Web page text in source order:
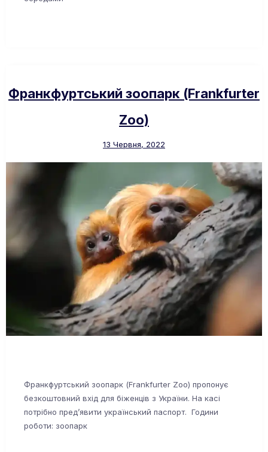
Франкфуртський зоопарк (Frankfurter
Zoo)
13 Червня, 2022
Франкфуртський зоопарк (Frankfurter Zoo) пропонує
безкоштовний вхід для біженців з України. На касі
потрібно пред’явити український паспорт. Години
роботи: зоопарк